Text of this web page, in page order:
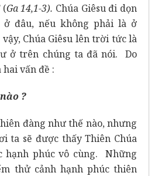
(Ga 14,1-3). Chúa Giêsu đi dọn
ở đâu, nếu không phải là ở
Chúa Giêsu lên trời tức là
ở trên chúng ta đã nói. Do
vấn đề :
?
đàng như thế nào, nhưng
ta sẽ được thấy Thiên Chúa
hạnh phúc vô cùng. Những
thử cảnh hạnh phúc thiên